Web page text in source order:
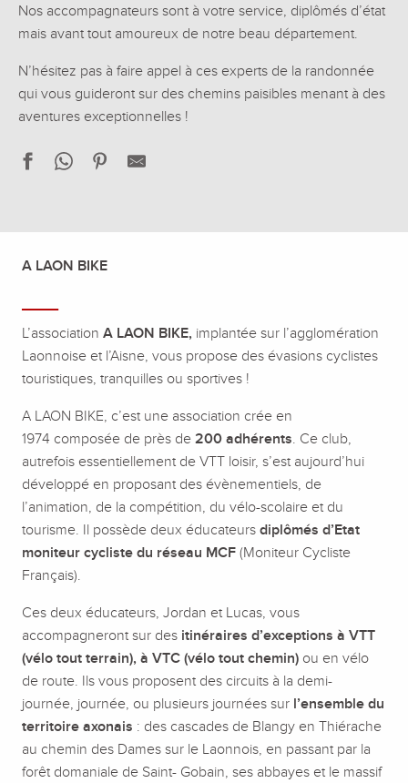
Nos accompagnateurs sont à votre service, diplômés d’état
mais avant tout amoureux de notre beau département.
N’hésitez pas à faire appel à ces experts de la randonnée
qui vous guideront sur des chemins paisibles menant à des
aventures exceptionnelles !
A LAON BIKE
L’association A LAON BIKE, implantée sur l’agglomération
Laonnoise et l’Aisne, vous propose des évasions cyclistes
touristiques, tranquilles ou sportives !
A LAON BIKE, c’est une association crée en
1974 composée de près de 200 adhérents. Ce club,
autrefois essentiellement de VTT loisir, s’est aujourd’hui
développé en proposant des évènementiels, de
l’animation, de la compétition, du vélo-scolaire et du
tourisme. Il possède deux éducateurs diplômés d’Etat
moniteur cycliste du réseau MCF (Moniteur Cycliste
Français).
Ces deux éducateurs, Jordan et Lucas, vous
accompagneront sur des itinéraires d’exceptions à VTT
(vélo tout terrain), à VTC (vélo tout chemin) ou en vélo
de route. Ils vous proposent des circuits à la demi-
journée, journée, ou plusieurs journées sur l’ensemble du
territoire axonais : des cascades de Blangy en Thiérache
au chemin des Dames sur le Laonnois, en passant par la
forêt domaniale de Saint- Gobain, ses abbayes et le massif